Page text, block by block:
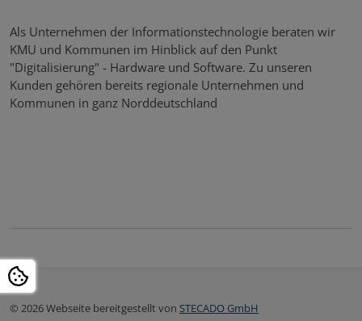
Als Unternehmen der Informationstechnologie beraten wir
KMU und Kommunen im Hinblick auf den Punkt
"Digitalisierung" - Hardware und Software. Zu unseren
Kunden gehören bereits regionale Unternehmen und
Kommunen in ganz Norddeutschland
© 2026 Webseite bereitgestellt von STECADO GmbH